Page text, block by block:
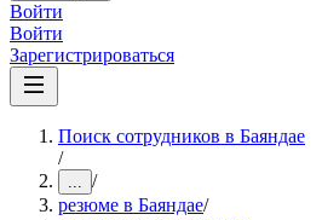
Войти
Войти
Зарегистрироваться
Поиск сотрудников в Баяндае
/
... /
резюме в Баяндае/